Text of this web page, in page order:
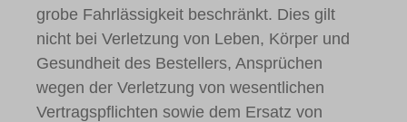
grobe Fahrlässigkeit beschränkt. Dies gilt
nicht bei Verletzung von Leben, Körper und
Gesundheit des Bestellers, Ansprüchen
wegen der Verletzung von wesentlichen
Vertragspflichten sowie dem Ersatz von